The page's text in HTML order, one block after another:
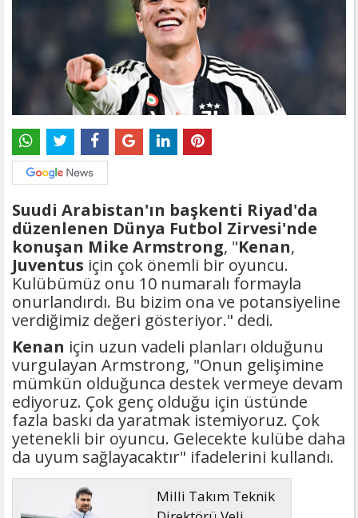
Suudi Arabistan'ın başkenti Riyad'da
düzenlenen Dünya Futbol Zirvesi'nde
konuşan Mike Armstrong, "Kenan,
Juventus için çok önemli bir oyuncu.
Kulübümüz onu 10 numaralı formayla
onurlandırdı. Bu bizim ona ve potansiyeline
verdiğimiz değeri gösteriyor." dedi.
Kenan için uzun vadeli planları olduğunu
vurgulayan Armstrong, "Onun gelişimine
mümkün olduğunca destek vermeye devam
ediyoruz. Çok genç olduğu için üstünde
fazla baskı da yaratmak istemiyoruz. Çok
yetenekli bir oyuncu. Gelecekte kulübe daha
da uyum sağlayacaktır" ifadelerini kullandı.
Milli Takım Teknik